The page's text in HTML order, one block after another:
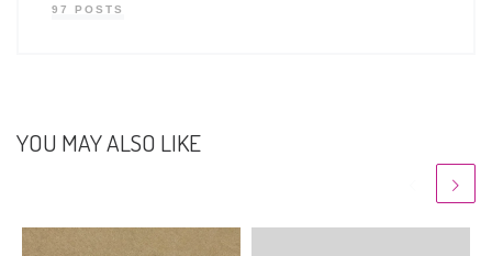
97 POSTS
YOU MAY ALSO LIKE